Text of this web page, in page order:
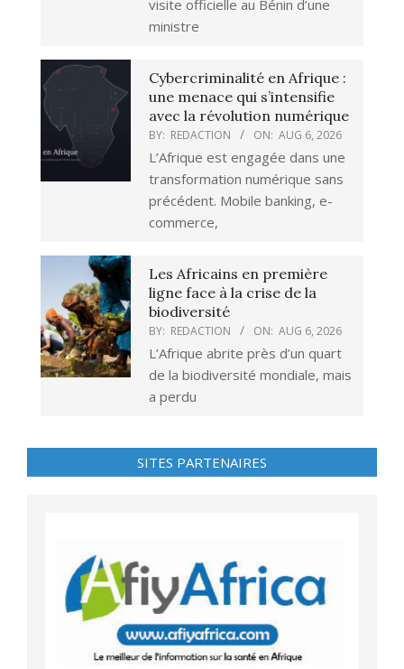
visite officielle au Bénin d’une
ministre
Cybercriminalité en Afrique :
une menace qui s’intensifie
avec la révolution numérique
BY: REDACTION ON: AUG 6, 2026
L’Afrique est engagée dans une
transformation numérique sans
précédent. Mobile banking, e-
commerce,
Les Africains en première
ligne face à la crise de la
biodiversité
BY: REDACTION ON: AUG 6, 2026
L’Afrique abrite près d’un quart
de la biodiversité mondiale, mais
a perdu
SITES PARTENAIRES